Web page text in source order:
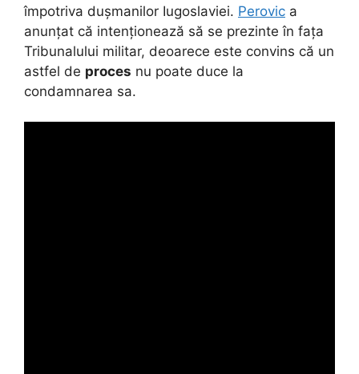
împotriva dușmanilor Iugoslaviei. Perovic a
anunțat că intenționează să se prezinte în fața
Tribunalului militar, deoarece este convins că un
astfel de proces nu poate duce la
condamnarea sa.